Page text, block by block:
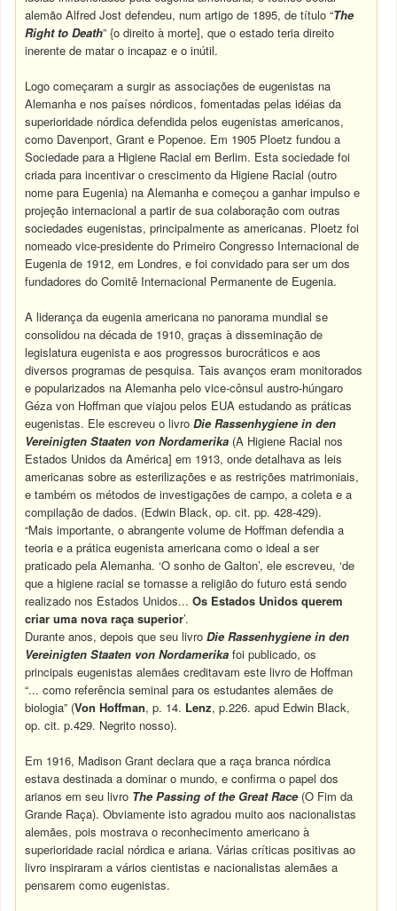
alemão Alfred Jost defendeu, num artigo de 1895, de título “The
Right to Death” {o direito à morte], que o estado teria direito
inerente de matar o incapaz e o inútil.
Logo começaram a surgir as associações de eugenistas na
Alemanha e nos países nórdicos, fomentadas pelas idéias da
superioridade nórdica defendida pelos eugenistas americanos,
como Davenport, Grant e Popenoe. Em 1905 Ploetz fundou a
Sociedade para a Higiene Racial em Berlim. Esta sociedade foi
criada para incentivar o crescimento da Higiene Racial (outro
nome para Eugenia) na Alemanha e começou a ganhar impulso e
projeção internacional a partir de sua colaboração com outras
sociedades eugenistas, principalmente as americanas. Ploetz foi
nomeado vice-presidente do Primeiro Congresso Internacional de
Eugenia de 1912, em Londres, e foi convidado para ser um dos
fundadores do Comitê Internacional Permanente de Eugenia.
A liderança da eugenia americana no panorama mundial se
consolidou na década de 1910, graças à disseminação de
legislatura eugenista e aos progressos burocráticos e aos
diversos programas de pesquisa. Tais avanços eram monitorados
e popularizados na Alemanha pelo vice-cônsul austro-húngaro
Géza von Hoffman que viajou pelos EUA estudando as práticas
eugenistas. Ele escreveu o livro Die Rassenhygiene in den
Vereinigten Staaten von Nordamerika (A Higiene Racial nos
Estados Unidos da América] em 1913, onde detalhava as leis
americanas sobre as esterilizações e as restrições matrimoniais,
e também os métodos de investigações de campo, a coleta e a
compilação de dados. (Edwin Black, op. cit. pp. 428-429).
“Mais importante, o abrangente volume de Hoffman defendia a
teoria e a prática eugenista americana como o ideal a ser
praticado pela Alemanha. ‘O sonho de Galton’, ele escreveu, ‘de
que a higiene racial se tornasse a religião do futuro está sendo
realizado nos Estados Unidos...Os Estados Unidos querem
criar umanova raça superior’.
Durante anos, depois que seu livroDie Rassenhygiene in den
Vereinigten Staaten von Nordamerika foi publicado, os
principais eugenistas alemães creditavam este livro de Hoffman
“... como referência seminal para os estudantes alemães de
biologia” (Von Hoffman, p. 14. Lenz, p.226. apud Edwin Black,
op. cit. p.429. Negrito nosso).
Em 1916, Madison Grant declara que a raça branca nórdica
estava destinada a dominar o mundo, e confirma o papel dos
arianos em seu livro The Passing of the Great Race (O Fim da
Grande Raça). Obviamente isto agradou muito aos nacionalistas
alemães, pois mostrava o reconhecimento americano à
superioridade racial nórdica e ariana. Várias críticas positivas ao
livro inspiraram a vários cientistas e nacionalistas alemães a
pensarem como eugenistas.